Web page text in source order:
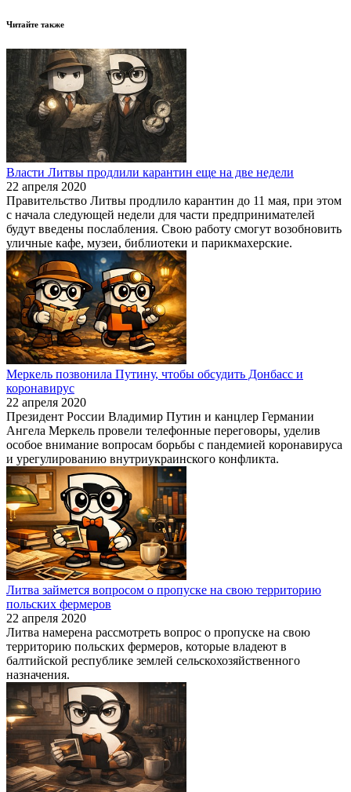
Читайте также
Власти Литвы продлили карантин еще на две недели
22 апреля 2020
Правительство Литвы продлило карантин до 11 мая, при этом
с начала следующей недели для части предпринимателей
будут введены послабления. Свою работу смогут возобновить
уличные кафе, музеи, библиотеки и парикмахерские.
Меркель позвонила Путину, чтобы обсудить Донбасс и
коронавирус
22 апреля 2020
Президент России Владимир Путин и канцлер Германии
Ангела Меркель провели телефонные переговоры, уделив
особое внимание вопросам борьбы с пандемией коронавируса
и урегулированию внутриукраинского конфликта.
Литва займется вопросом о пропуске на свою территорию
польских фермеров
22 апреля 2020
Литва намерена рассмотреть вопрос о пропуске на свою
территорию польских фермеров, которые владеют в
балтийской республике землей сельскохозяйственного
назначения.